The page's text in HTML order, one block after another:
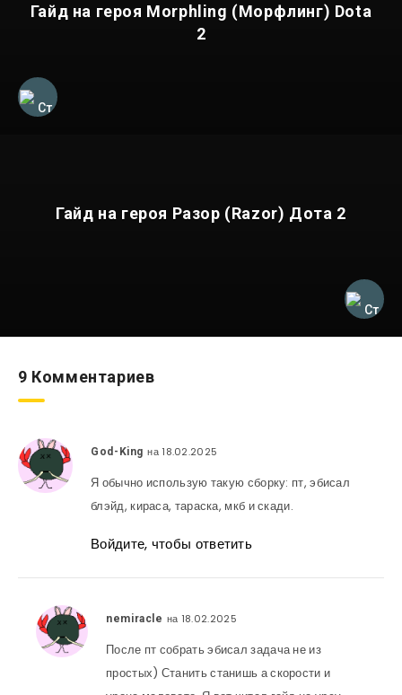
Гайд на героя Morphling (Морфлинг) Dota
2
Гайд на героя Разор (Razor) Дота 2
9 Комментариев
God-King на 18.02.2025
Я обычно использую такую сборку: пт, эбисал
блэйд, кираса, тараска, мкб и скади.
Войдите, чтобы ответить
nemiracle на 18.02.2025
После пт собрать эбисал задача не из
простых) Станить станишь а скорости и